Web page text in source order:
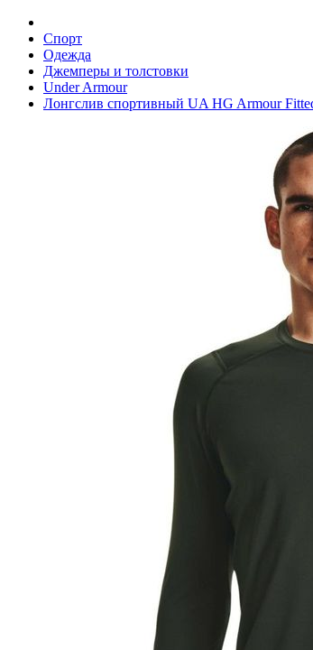
Спорт
Одежда
Джемперы и толстовки
Under Armour
Лонгслив спортивный UA HG Armour